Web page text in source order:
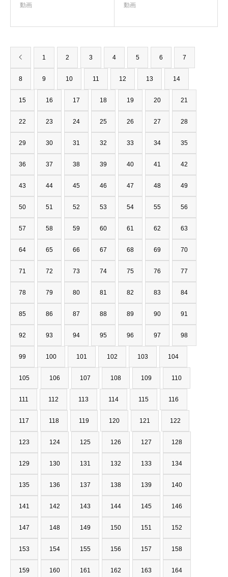
動画
動画
1 2 3 4 5 6 7
8 9 10 11 12 13 14
15 16 17 18 19 20 21
22 23 24 25 26 27 28
29 30 31 32 33 34 35
36 37 38 39 40 41 42
43 44 45 46 47 48 49
50 51 52 53 54 55 56
57 58 59 60 61 62 63
64 65 66 67 68 69 70
71 72 73 74 75 76 77
78 79 80 81 82 83 84
85 86 87 88 89 90 91
92 93 94 95 96 97 98
99 100 101 102 103 104
105 106 107 108 109 110
111 112 113 114 115 116
117 118 119 120 121 122
123 124 125 126 127 128
129 130 131 132 133 134
135 136 137 138 139 140
141 142 143 144 145 146
147 148 149 150 151 152
153 154 155 156 157 158
159 160 161 162 163 164